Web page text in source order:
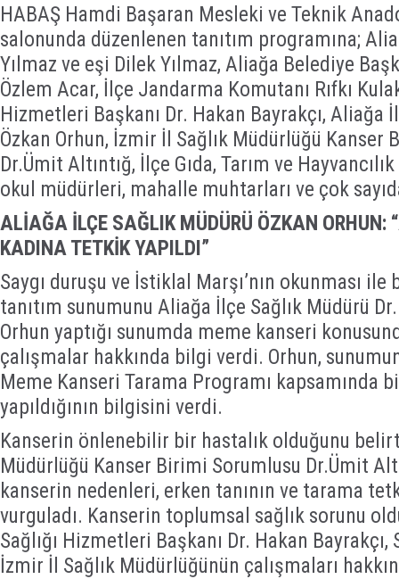
HABAŞ Hamdi Başaran Mesleki ve Teknik
salonunda düzenlenen tanıtım programına;
Yılmaz ve eşi Dilek Yılmaz, Aliağa Belediye
Özlem Acar, İlçe Jandarma Komutanı Rıfkı
Hizmetleri Başkanı Dr. Hakan Bayrakçı, Aliağa
Özkan Orhun, İzmir İl Sağlık Müdürlüğü Kanser
Dr.Ümit Altıntığ, İlçe Gıda, Tarım ve
okul müdürleri, mahalle muhtarları ve çok
ALİAĞA İLÇE SAĞLIK MÜDÜRÜ ÖZKAN ORHUN:
KADINA TETKİK YAPILDI”
Saygı duruşu ve İstiklal Marşı’nın okunması
tanıtım sunumunu Aliağa İlçe Sağlık Müdürü
Orhun yaptığı sunumda meme kanseri
çalışmalar hakkında bilgi verdi. Orhun,
Meme Kanseri Tarama Programı kapsamında
yapıldığının bilgisini verdi.
Kanserin önlenebilir bir hastalık olduğunu
Müdürlüğü Kanser Birimi Sorumlusu Dr.Ümit
kanserin nedenleri, erken tanının ve tarama
vurguladı. Kanserin toplumsal sağlık sorunu
Sağlığı Hizmetleri Başkanı Dr. Hakan Bayrakçı,
İzmir İl Sağlık Müdürlüğünün çalışmaları